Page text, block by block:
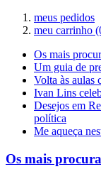
meus pedidos
meu carrinho
Os mais
Um guia de
Volta às aulas
Ivan Lins
Desejos em
política
Me aqueça
Os mais